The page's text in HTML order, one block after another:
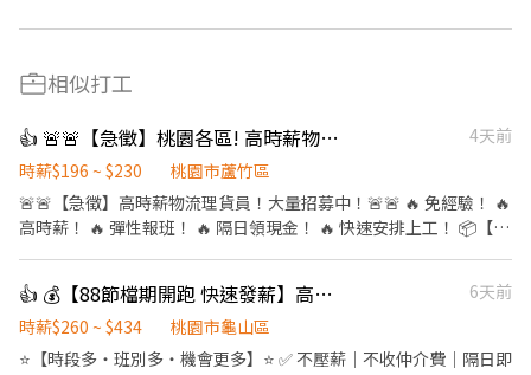
相似打工
👍 🚨🚨【急徵】桃園各區! 高時薪物流理貨員！大量招募中！
4天前
時薪$196 ~ $230
桃園市蘆竹區
🚨🚨【急徵】高時薪物流理貨員！大量招募中！🚨🚨 🔥 免經驗！ 🔥
高時薪！ 🔥 彈性報班！ 🔥 隔日領現金！ 🔥 快速安排上工！ 📦【工
196元 🌃 夜班（00:30～貨量結束） 💵 時薪 210元 💸 隔日下班即可
領現金！ 🎯【我們在找這樣的你】 ✅ 無經驗可 ✅ 肯學習、有責任
感 ✅ 想兼職、增加收入 ✅ 想找長期穩定工作 ✅ 學生、上班族兼
👍 💰【88節檔期開跑 快速發薪】高時薪＋龜山多班別⭐日領2000~3000
6天前
時薪$260 ~ $434
桃園市龜山區
⭐【時段多・班別多・機會更多】⭐ ✅ 不壓薪｜不收仲介費｜隔日即